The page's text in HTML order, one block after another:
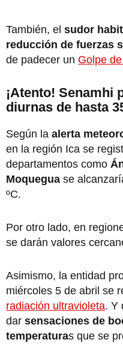
También, el sudor
reducción de fuerzas
de padecer un Golpe
¡Atento! Senamhi
diurnas de hasta
Según la alerta
en la región Ica se
departamentos como
Moquegua se
ºC.
Por otro lado, en
se darán valores
Asimismo, la entidad
miércoles 5 de abril se
radiación ultravioleta. Y
dar sensaciones de
temperaturas que se